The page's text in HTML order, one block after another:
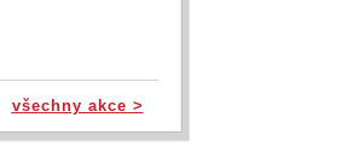
všechny akce >